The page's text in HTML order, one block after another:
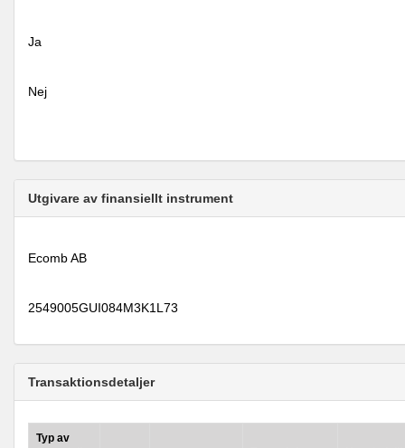
Ja
Nej
Utgivare av finansiellt instrument
Ecomb AB
2549005GUI084M3K1L73
Transaktionsdetaljer
Typ av